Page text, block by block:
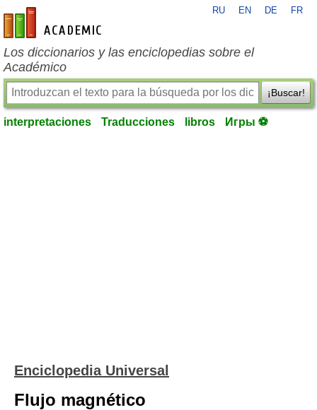
es-academic.com
RU EN DE FR
Los diccionarios y las enciclopedias sobre el
Académico
¡Buscar!
interpretaciones Traducciones libros Игры ⚽
Enciclopedia Universal
Flujo magnético